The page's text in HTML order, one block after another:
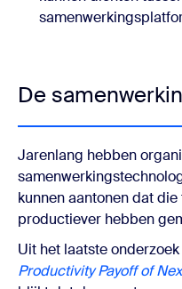
De
Jarenlang hebben
kunnen aantonen dat
productiever hebben
Uit het laatste
Productivity Payoff of